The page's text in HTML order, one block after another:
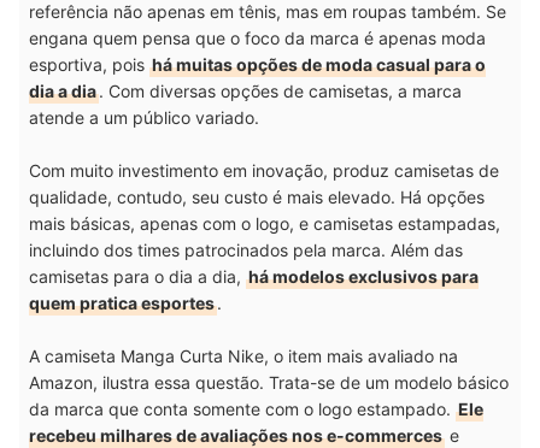
referência não apenas em tênis, mas em roupas também. Se
engana quem pensa que o foco da marca é apenas moda
esportiva, pois há muitas opções de moda casual para o
dia a dia. Com diversas opções de camisetas, a marca
atende a um público variado.
Com muito investimento em inovação, produz camisetas de
qualidade, contudo, seu custo é mais elevado. Há opções
mais básicas, apenas com o logo, e camisetas estampadas,
incluindo dos times patrocinados pela marca. Além das
camisetas para o dia a dia, há modelos exclusivos para
quem pratica esportes.
A camiseta Manga Curta Nike, o item mais avaliado na
Amazon, ilustra essa questão. Trata-se de um modelo básico
da marca que conta somente com o logo estampado. Ele
recebeu milhares de avaliações nos e-commerces e